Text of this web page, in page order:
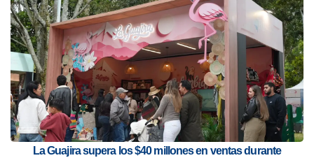
La Guajira supera los $40 millones en ventas durante